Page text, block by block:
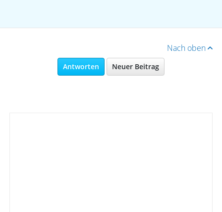
Nach oben
Antworten Neuer Beitrag